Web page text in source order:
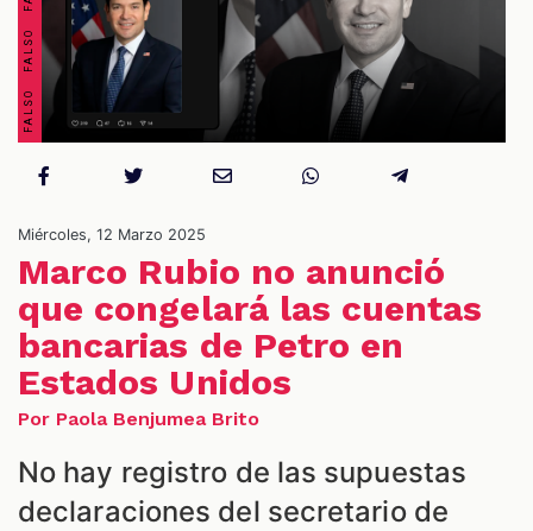
Miércoles, 12 Marzo 2025
Marco Rubio no anunció
que congelará las cuentas
bancarias de Petro en
Estados Unidos
Por Paola Benjumea Brito
No hay registro de las supuestas
declaraciones del secretario de